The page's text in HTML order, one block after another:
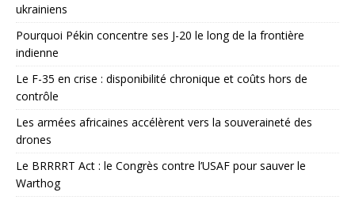
ukrainiens
Pourquoi Pékin concentre ses J-20 le long de la frontière
indienne
Le F-35 en crise : disponibilité chronique et coûts hors de
contrôle
Les armées africaines accélèrent vers la souveraineté des
drones
Le BRRRRT Act : le Congrès contre l’USAF pour sauver le
Warthog